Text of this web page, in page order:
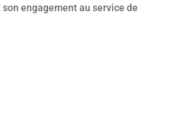
engagement au service de